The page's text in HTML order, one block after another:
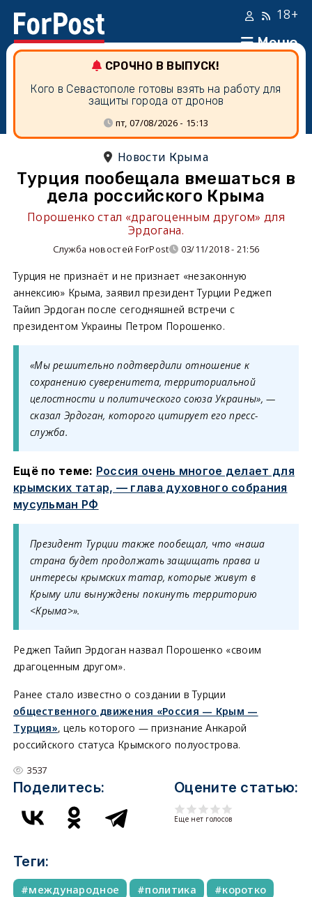
Меню
18+
СРОЧНО В ВЫПУСК!
Кого в Севастополе готовы взять на работу для
защиты города от дронов
пт, 07/08/2026 - 15:13
Новости Крыма
Турция пообещала вмешаться в
дела российского Крыма
Порошенко стал «драгоценным другом» для
Эрдогана.
Служба новостей ForPost 03/11/2018 - 21:56
Турция не признаёт и не признает «незаконную
аннексию» Крыма, заявил президент Турции Реджеп
Тайип Эрдоган после сегодняшней встречи с
президентом Украины Петром Порошенко.
«Мы решительно подтвердили отношение к
сохранению суверенитета, территориальной
целостности и политического союза Украины», —
сказал Эрдоган, которого цитирует его пресс-
служба.
Ещё по теме: Россия очень многое делает для
крымских татар, — глава духовного собрания
мусульман РФ
Президент Турции также пообещал, что «наша
страна будет продолжать защищать права и
интересы крымских татар, которые живут в
Крыму или вынуждены покинуть территорию
<Крыма>».
Реджеп Тайип Эрдоган назвал Порошенко «своим
драгоценным другом».
Ранее стало известно о создании в Турции
общественного движения «Россия — Крым —
Турция», цель которого — признание Анкарой
российского статуса Крымского полуострова.
3537
Поделитесь: Оцените статью:
Еще нет голосов
Теги:
международное политика коротко